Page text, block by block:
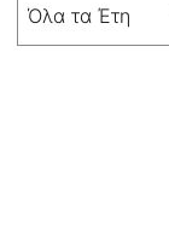
Όλα τα Έτη